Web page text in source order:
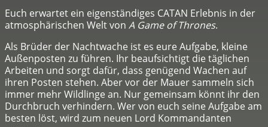
Euch erwartet ein eigenständiges CATAN Erlebnis in der
atmosphärischen Welt von A Game of Thrones.
Als Brüder der Nachtwache ist es eure Aufgabe, kleine
Außenposten zu führen. Ihr beaufsichtigt die täglichen
Arbeiten und sorgt dafür, dass genügend Wachen auf
ihren Posten stehen. Aber vor der Mauer sammeln sich
immer mehr Wildlinge an. Nur gemeinsam könnt ihr den
Durchbruch verhindern. Wer von euch seine Aufgabe am
besten löst, wird zum neuen Lord Kommandanten